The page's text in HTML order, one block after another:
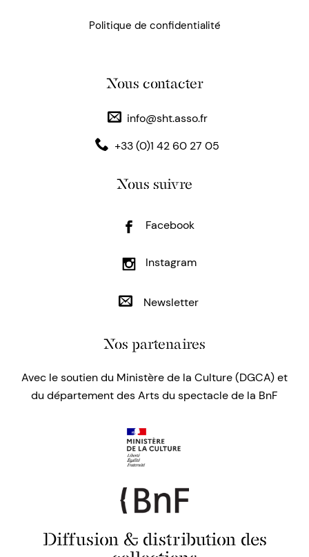
Politique de confidentialité
Nous contacter
info@sht.asso.fr
+33 (0)1 42 60 27 05
Nous suivre
Facebook
Instagram
Newsletter
Nos partenaires
Avec le soutien du Ministère de la Culture (DGCA) et
du département des Arts du spectacle de la BnF
Diffusion & distribution des